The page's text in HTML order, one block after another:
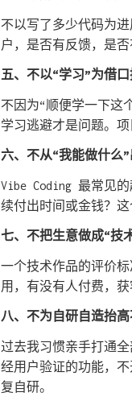
不以写了多少代码为
户，是否有反馈，是否
五、不以“学习”为借口
不因为“顺便学一下这
学习逃避才是问题。
六、不从“我能做什么
Vibe Coding 最常见
续付出时间或金钱？
七、不把生意做成“技
一个技术作品的评价
用，有没有人付费，
八、不为自研自造抬
过去我习惯亲手打通
经用户验证的功能，
复自研。